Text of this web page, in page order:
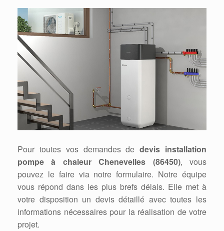
Pour toutes vos demandes dedevis installation
pompe à chaleur Chenevelles (86450), vous
pouvez le faire via notre formulaire. Notre équipe
vous répond dans les plus brefs délais. Elle met à
votre disposition un devis détaillé avec toutes les
informations nécessaires pour la réalisation de votre
projet.